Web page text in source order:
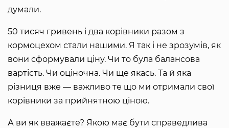
думали.
50 тисяч гривень і два корівники разом з
кормоцехом стали нашими. Я так і не зрозумів, як
вони сформували ціну. Чи то була балансова
вартість. Чи оціночна. Чи ще якась. Та й яка
різниця вже — важливо те що ми отримали свої
корівники за прийнятною ціною.
А ви як вважаєте? Якою має бути справедлива